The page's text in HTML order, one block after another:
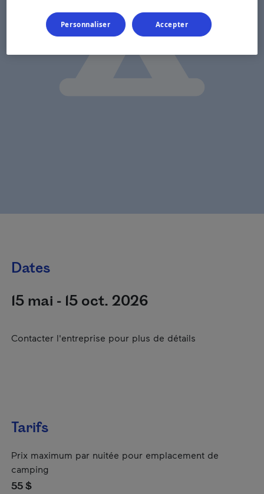
Dates
15 mai - 15 oct. 2026
Contacter l'entreprise pour plus de détails
Tarifs
Prix maximum par nuitée pour emplacement de
camping
55 $
Personnaliser Accepter